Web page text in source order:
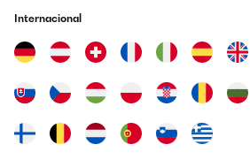
Internacional